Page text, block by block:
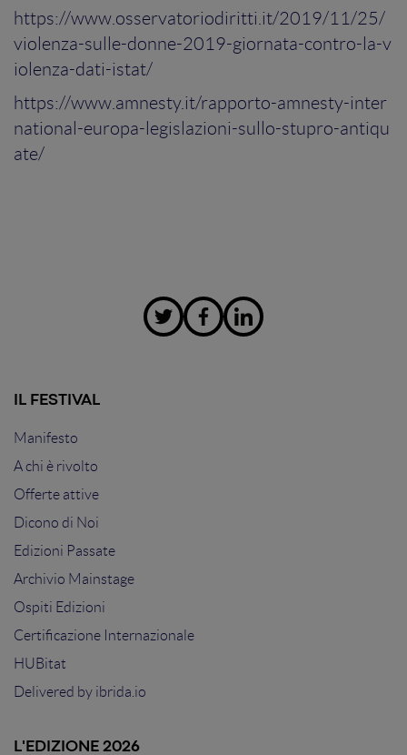
https://www.osservatoriodiritti.it/2019/11/25/
violenza-sulle-donne-2019-giornata-contro-la-v
iolenza-dati-istat/
https://www.amnesty.it/rapporto-amnesty-inter
national-europa-legislazioni-sullo-stupro-antiqu
ate/
IL FESTIVAL
Manifesto
A chi è rivolto
Offerte attive
Dicono di Noi
Edizioni Passate
Archivio Mainstage
Ospiti Edizioni
Certificazione Internazionale
HUBitat
Delivered by ibrida.io
L'EDIZIONE 2026